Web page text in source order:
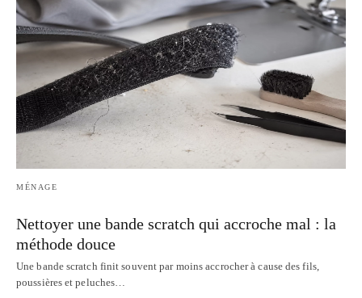
MÉNAGE
Nettoyer une bande scratch qui accroche mal : la
méthode douce
Une bande scratch finit souvent par moins accrocher à cause des fils,
poussières et peluches…